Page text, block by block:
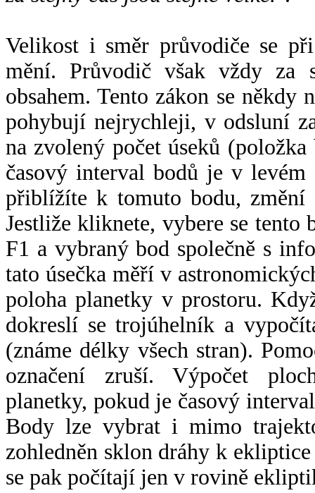
Velikost i směr průvodiče se
mění. Průvodič však vždy za
obsahem. Tento zákon se někdy
pohybují nejrychleji, v odsluní
na zvolený počet úseků
časový interval bodů je v
přiblížíte k tomuto bodu,
Jestliže kliknete, vybere se tento
F1 a vybraný bod společně s
tato úsečka měří v
poloha planetky v prostoru.
dokreslí se trojúhelník a
(známe délky všech stran).
označení zruší. Výpočet
planetky, pokud je časový
Body lze vybrat i mimo
zohledněn sklon dráhy k
se pak počítají jen v rovině